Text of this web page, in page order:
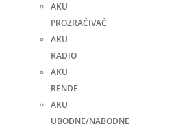
AKU
PROZRAČIVAČ
AKU
RADIO
AKU
RENDE
AKU
UBODNE/NABODNE